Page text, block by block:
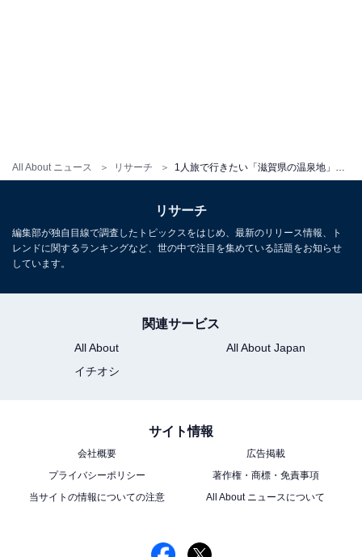
All About ニュース リサーチ
リサーチ
編集部が独自目線で調査したトピックスをはじめ、最新のリリース情報、ト
レンドに関するランキングなど、世の中で注目を集めている話題をお知らせ
しています。
関連サービス
All About
All About Japan
イチオシ
サイト情報
会社概要
広告掲載
プライバシーポリシー
著作権・商標・免責事項
当サイトの情報についての注意
All About ニュースについて